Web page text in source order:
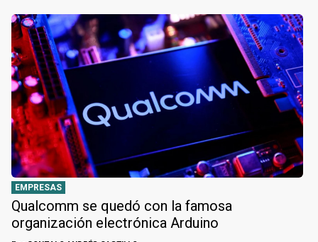
EMPRESAS
Qualcomm se quedó con la famosa
organización electrónica Arduino